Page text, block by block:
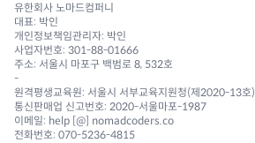
유한회사 노마드컴퍼니
대표: 박인
개인정보책임관리자: 박인
사업자번호: 301-88-01666
주소: 서울시 마포구 백범로 8, 532호
-
원격평생교육원: 서울시 서부교육지원청(제2020-13호)
통신판매업 신고번호: 2020-서울마포-1987
이메일: help [@] nomadcoders.co
전화번호: 070-5236-4815